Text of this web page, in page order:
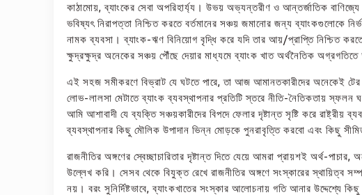
কাঠামোয়, ব্যাংকের সেবা অপরিহার্য্য। উভয় অভ্যন্তরীণ ও আন্তর্জাতিক
ভবিষ্যৎ নিরাপত্তা নিশ্চিত করতে বর্তমানের সঞ্চয় জমানোর জন্য ব্যাংকগুলোকে
নামক ব্যবসা। ব্যাংক-ঋণ বিনিয়োগ বৃদ্ধি করে যদি তার আয়/প্রাপ্তি নিশ্চিত
ক্ষুদ্রক্ষুদ্র অনেকের সঞ্চয় পৌঁছে দেয়ার মাধ্যমে ব্যাংক খাত অর্থনৈতিক অগ্রগতিতে
এই সহজ সমীকরণে বিভ্রাট যে ঘটতে পারে, তা আজ আমানতকারীদের অনেকেই
লোভ-লালসা মেটাতে ব্যাংক ব্যবস্থাপনার প্রতিটি স্তরে নীতি-নৈতিকতায়
আমি আশাবাদী যে ব্যক্তি সঞ্চয়কারীদের বিপদে ফেলার দৃষ্টান্ত সৃষ্টি করে
ব্যবস্থাপনার কিছু মৌলিক উপাদান ভিন্ন মোড়কে পুনরাবৃত্তি করবো এবং কিছু
রাজনীতির অঙ্গণের স্বেচ্ছাচারিতার দৃষ্টান্ত দিতে যেয়ে আমরা প্রায়শই অর্থ-
উল্লেখ করি। সেসব থেকে বিযুক্ত রেখে রাজনীতির অঙ্গণে সংস্কারের স্থায়িত্ব
নয়। বরং সুনির্দিষ্টভাবে, ব্যাংকখাতের সংস্কার আলোচনায় গতি আনার উদ্দেশ্যে